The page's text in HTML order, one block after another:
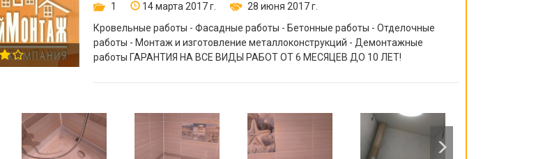
1 14 марта 2017 г.
28 июня 2017 г.
Кровельные работы - Фасадные работы - Бетонные работы - Отделочные
работы - Монтаж и изготовление металлоконструкций - Демонтажные
работы ГАРАНТИЯ НА ВСЕ ВИДЫ РАБОТ ОТ 6 МЕСЯЦЕВ ДО 10 ЛЕТ!